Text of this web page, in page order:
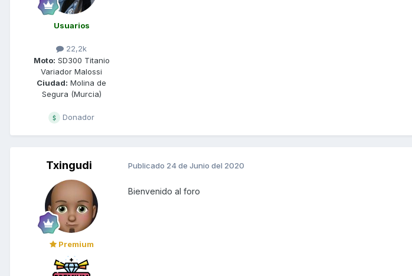
Usuarios
22,2k
Moto: SD300 Titanio
Variador Malossi
Ciudad: Molina de
Segura (Murcia)
Donador
Txingudi
Premium
Publicado 24 de Junio del 2020
Bienvenido al foro